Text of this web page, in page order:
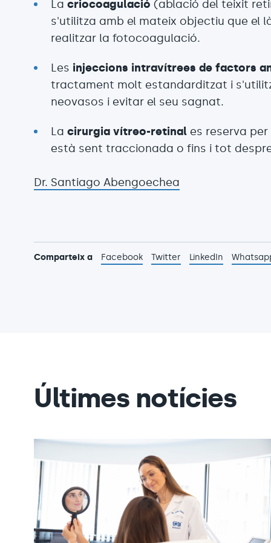
Lacriocoagulació(ablació del teixit
s'utilitza amb el mateix objectiu que el
realitzar la fotocoagulació.
Les injeccions intravítrees de factors
tractament molt estandarditzat i
neovasos i evitar el seu sagnat.
Lacirurgia vítreo-retinal es reserva
està sent traccionada o fins i tot
Dr. Santiago Abengoechea
Comparteix a Facebook Twitter LinkedIn
Últimes notícies